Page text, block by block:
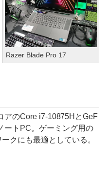
Razer Blade Pro 17
のCore i7-10875HとGeF
ートPC。ゲーミング用の
クにも最適としている。